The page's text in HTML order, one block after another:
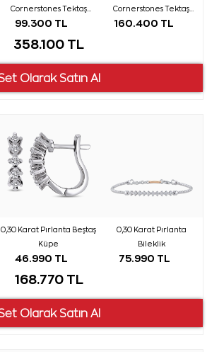
Cornerstones Tektaş
Pırlanta Yüzük
99.300 TL
Cornerstones Tektaş
Pırlanta Küpe
160.400 TL
358.100 TL
0,30 Karat Pırlanta Beştaş
Küpe
46.990 TL
0,30 Karat Pırlanta
Bileklik
75.990 TL
168.770 TL